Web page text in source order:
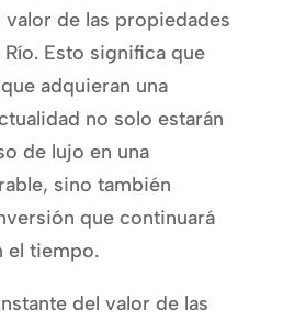
valor de las propiedades
Esto significa que
adquieran una
no solo estarán
de lujo en una
sino también
que continuará
el tiempo.
del valor de las